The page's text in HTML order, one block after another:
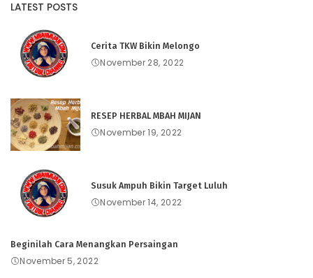
LATEST POSTS
Cerita TKW Bikin Melongo
November 28, 2022
RESEP HERBAL MBAH MIJAN
November 19, 2022
Susuk Ampuh Bikin Target Luluh
November 14, 2022
Beginilah Cara Menangkan Persaingan
November 5, 2022